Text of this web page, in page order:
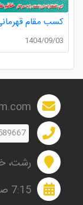
1404/09/03
رشت،
7:15 صبح الی 11 شب